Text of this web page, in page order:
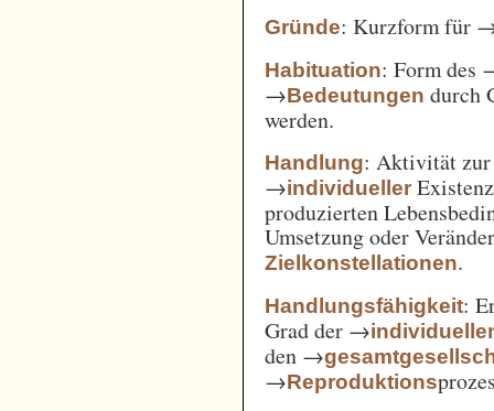
Gründe: Kurzform für
Habituation: Form des
→Bedeutungen durch
werden.
Handlung: Aktivität zur
→individueller
produzierten
Umsetzung oder
Zielkonstellationen.
Handlungsfähigkeit:
Grad der →
den →
→Reproduktions